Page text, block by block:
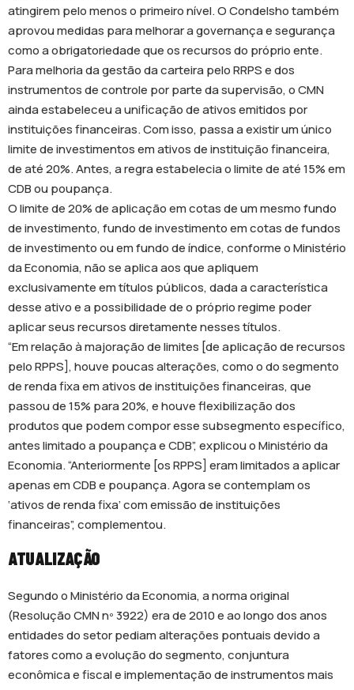
atingirem pelo menos o primeiro nível. O Condelsho também
aprovou medidas para melhorar a governança e segurança
como a obrigatoriedade que os recursos do próprio ente.
Para melhoria da gestão da carteira pelo RRPS e dos
instrumentos de controle por parte da supervisão, o CMN
ainda estabeleceu a unificação de ativos emitidos por
instituições financeiras. Com isso, passa a existir um único
limite de investimentos em ativos de instituição financeira,
de até 20%. Antes, a regra estabelecia o limite de até 15% em
CDB ou poupança.
O limite de 20% de aplicação em cotas de um mesmo fundo
de investimento, fundo de investimento em cotas de fundos
de investimento ou em fundo de índice, conforme o Ministério
da Economia, não se aplica aos que apliquem
exclusivamente em títulos públicos, dada a característica
desse ativo e a possibilidade de o próprio regime poder
aplicar seus recursos diretamente nesses títulos.
“Em relação à majoração de limites [de aplicação de recursos
pelo RPPS], houve poucas alterações, como o do segmento
de renda fixa em ativos de instituições financeiras, que
passou de 15% para 20%, e houve flexibilização dos
produtos que podem compor esse subsegmento específico,
antes limitado a poupança e CDB”, explicou o Ministério da
Economia. “Anteriormente [os RPPS] eram limitados a aplicar
apenas em CDB e poupança. Agora se contemplam os
‘ativos de renda fixa’ com emissão de instituições
financeiras”, complementou.
ATUALIZAÇÃO
Segundo o Ministério da Economia, a norma original
(Resolução CMN nº 3922) era de 2010 e ao longo dos anos
entidades do setor pediam alterações pontuais devido a
fatores como a evolução do segmento, conjuntura
econômica e fiscal e implementação de instrumentos mais